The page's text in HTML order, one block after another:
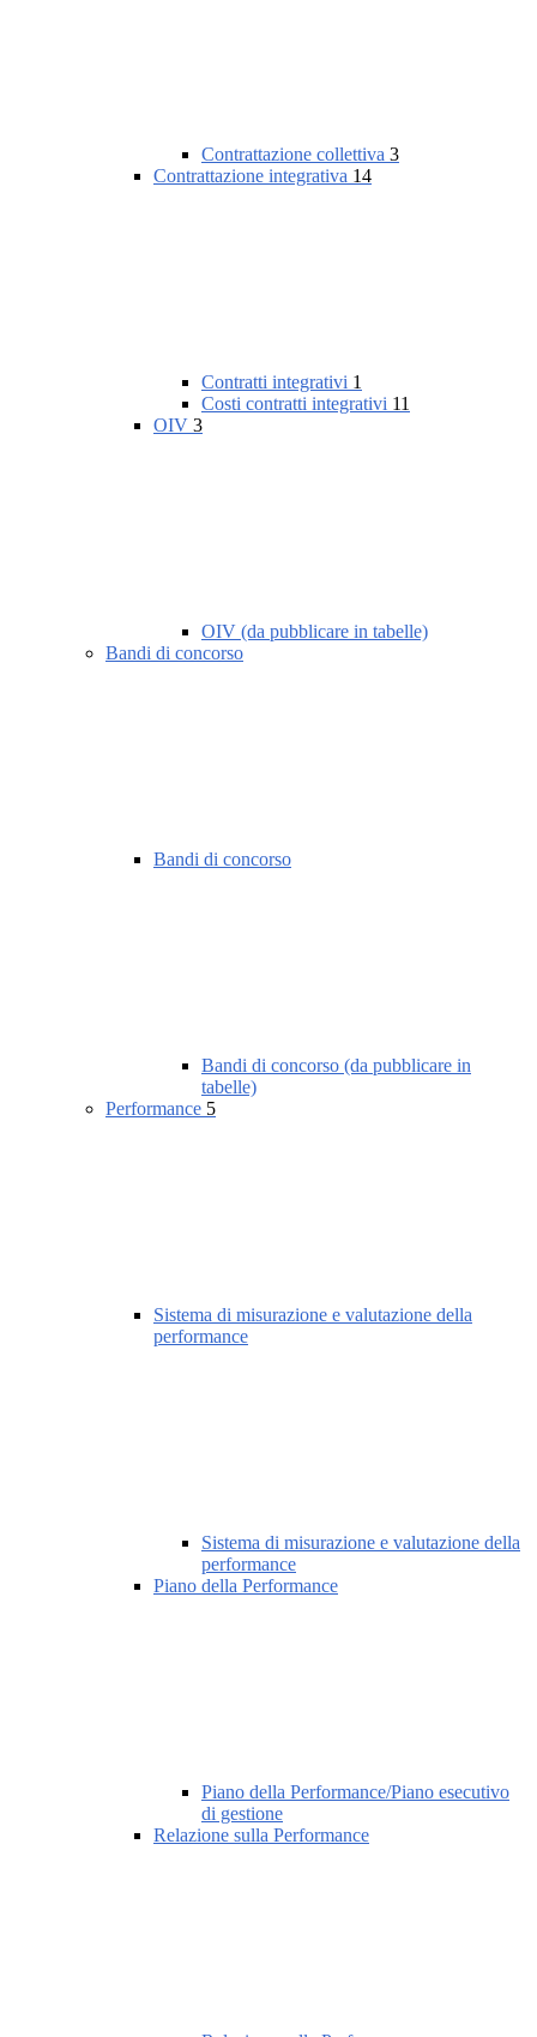
Contrattazione collettiva 3
Contrattazione integrativa 14
Contratti integrativi 1
Costi contratti integrativi 11
OIV 3
OIV (da pubblicare in tabelle)
Bandi di concorso
Bandi di concorso
Bandi di concorso (da pubblicare in
tabelle)
Performance 5
Sistema di misurazione e valutazione della
performance
Sistema di misurazione e valutazione della
performance
Piano della Performance
Piano della Performance/Piano esecutivo
di gestione
Relazione sulla Performance